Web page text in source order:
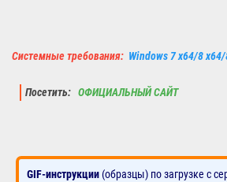
Системные требования: Windows 7 x64/8
Посетить: ОФИЦИАЛЬНЫЙ САЙТ
GIF-инструкции (образцы) по загрузке с